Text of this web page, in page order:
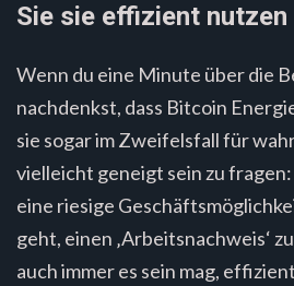
Sie sie effizient nutzen
Wenn du eine Minute über die
nachdenkst, dass Bitcoin
sie sogar im Zweifelsfall für
vielleicht geneigt sein zu
eine riesige
geht, einen ‚Arbeitsnachweis‘
auch immer es sein mag,